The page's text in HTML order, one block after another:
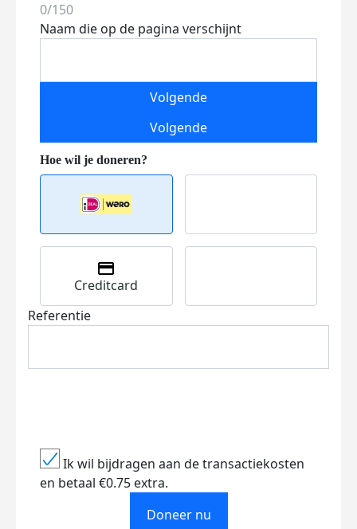
0/150
Naam die op de pagina verschijnt
Volgende
Volgende
Creditcard
Referentie
Ik wil bijdragen aan de transactiekosten
en betaal €0.75 extra.
Doneer nu